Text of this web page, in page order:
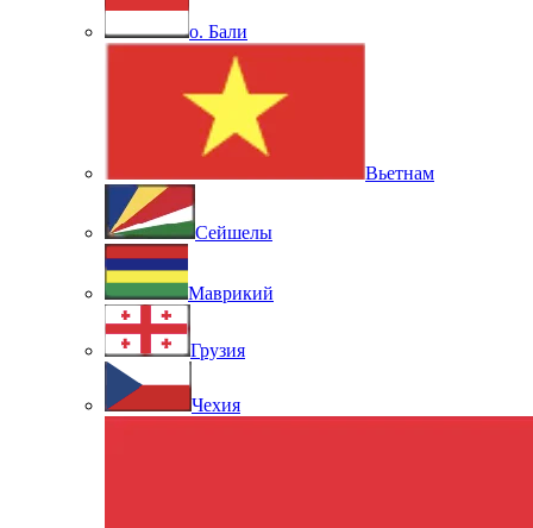
о. Бали
Вьетнам
Сейшелы
Маврикий
Грузия
Чехия